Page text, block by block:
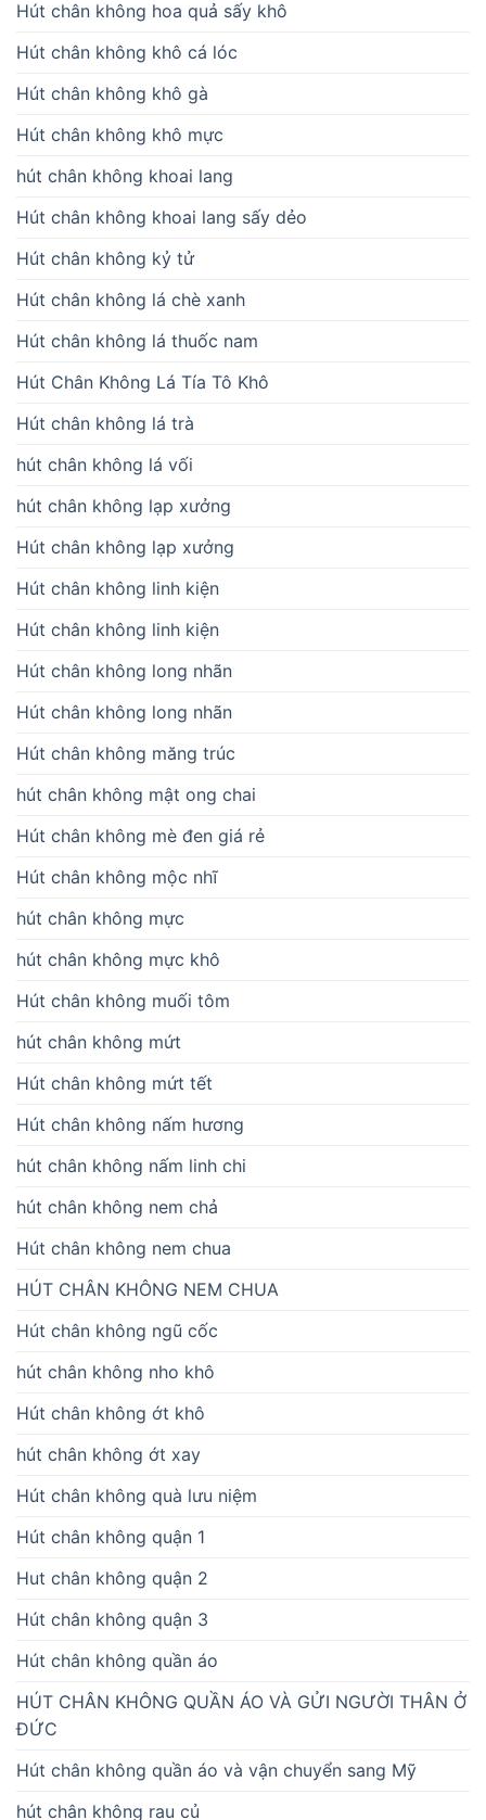
Hút chân không hoa quả sấy khô
Hút chân không khô cá lóc
Hút chân không khô gà
Hút chân không khô mực
hút chân không khoai lang
Hút chân không khoai lang sấy dẻo
Hút chân không kỷ tử
Hút chân không lá chè xanh
Hút chân không lá thuốc nam
Hút Chân Không Lá Tía Tô Khô
Hút chân không lá trà
hút chân không lá vối
hút chân không lạp xưởng
Hút chân không lạp xưởng
Hút chân không linh kiện
Hút chân không linh kiện
Hút chân không long nhãn
Hút chân không long nhãn
Hút chân không măng trúc
hút chân không mật ong chai
Hút chân không mè đen giá rẻ
Hút chân không mộc nhĩ
hút chân không mực
hút chân không mực khô
Hút chân không muối tôm
hút chân không mứt
Hút chân không mứt tết
Hút chân không nấm hương
hút chân không nấm linh chi
hút chân không nem chả
Hút chân không nem chua
HÚT CHÂN KHÔNG NEM CHUA
Hút chân không ngũ cốc
hút chân không nho khô
Hút chân không ớt khô
hút chân không ớt xay
Hút chân không quà lưu niệm
Hút chân không quận 1
Hut chân không quận 2
Hút chân không quận 3
Hút chân không quần áo
HÚT CHÂN KHÔNG QUẦN ÁO VÀ GỬI NGƯỜI THÂN Ở
ĐỨC
Hút chân không quần áo và vận chuyển sang Mỹ
hút chân không rau củ